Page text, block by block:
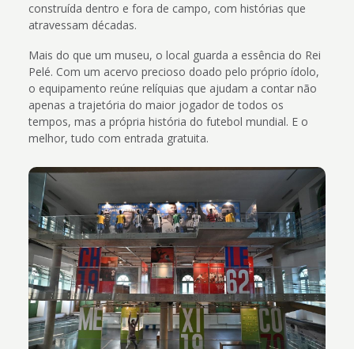
construída dentro e fora de campo, com histórias que
atravessam décadas.
Mais do que um museu, o local guarda a essência do Rei
Pelé. Com um acervo precioso doado pelo próprio ídolo,
o equipamento reúne relíquias que ajudam a contar não
apenas a trajetória do maior jogador de todos os
tempos, mas a própria história do futebol mundial. E o
melhor, tudo com entrada gratuita.